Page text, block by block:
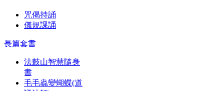
咒偈持誦
儀規課誦
長篇套書
法鼓山智慧隨身
書
毛毛蟲變蝴蝶(道